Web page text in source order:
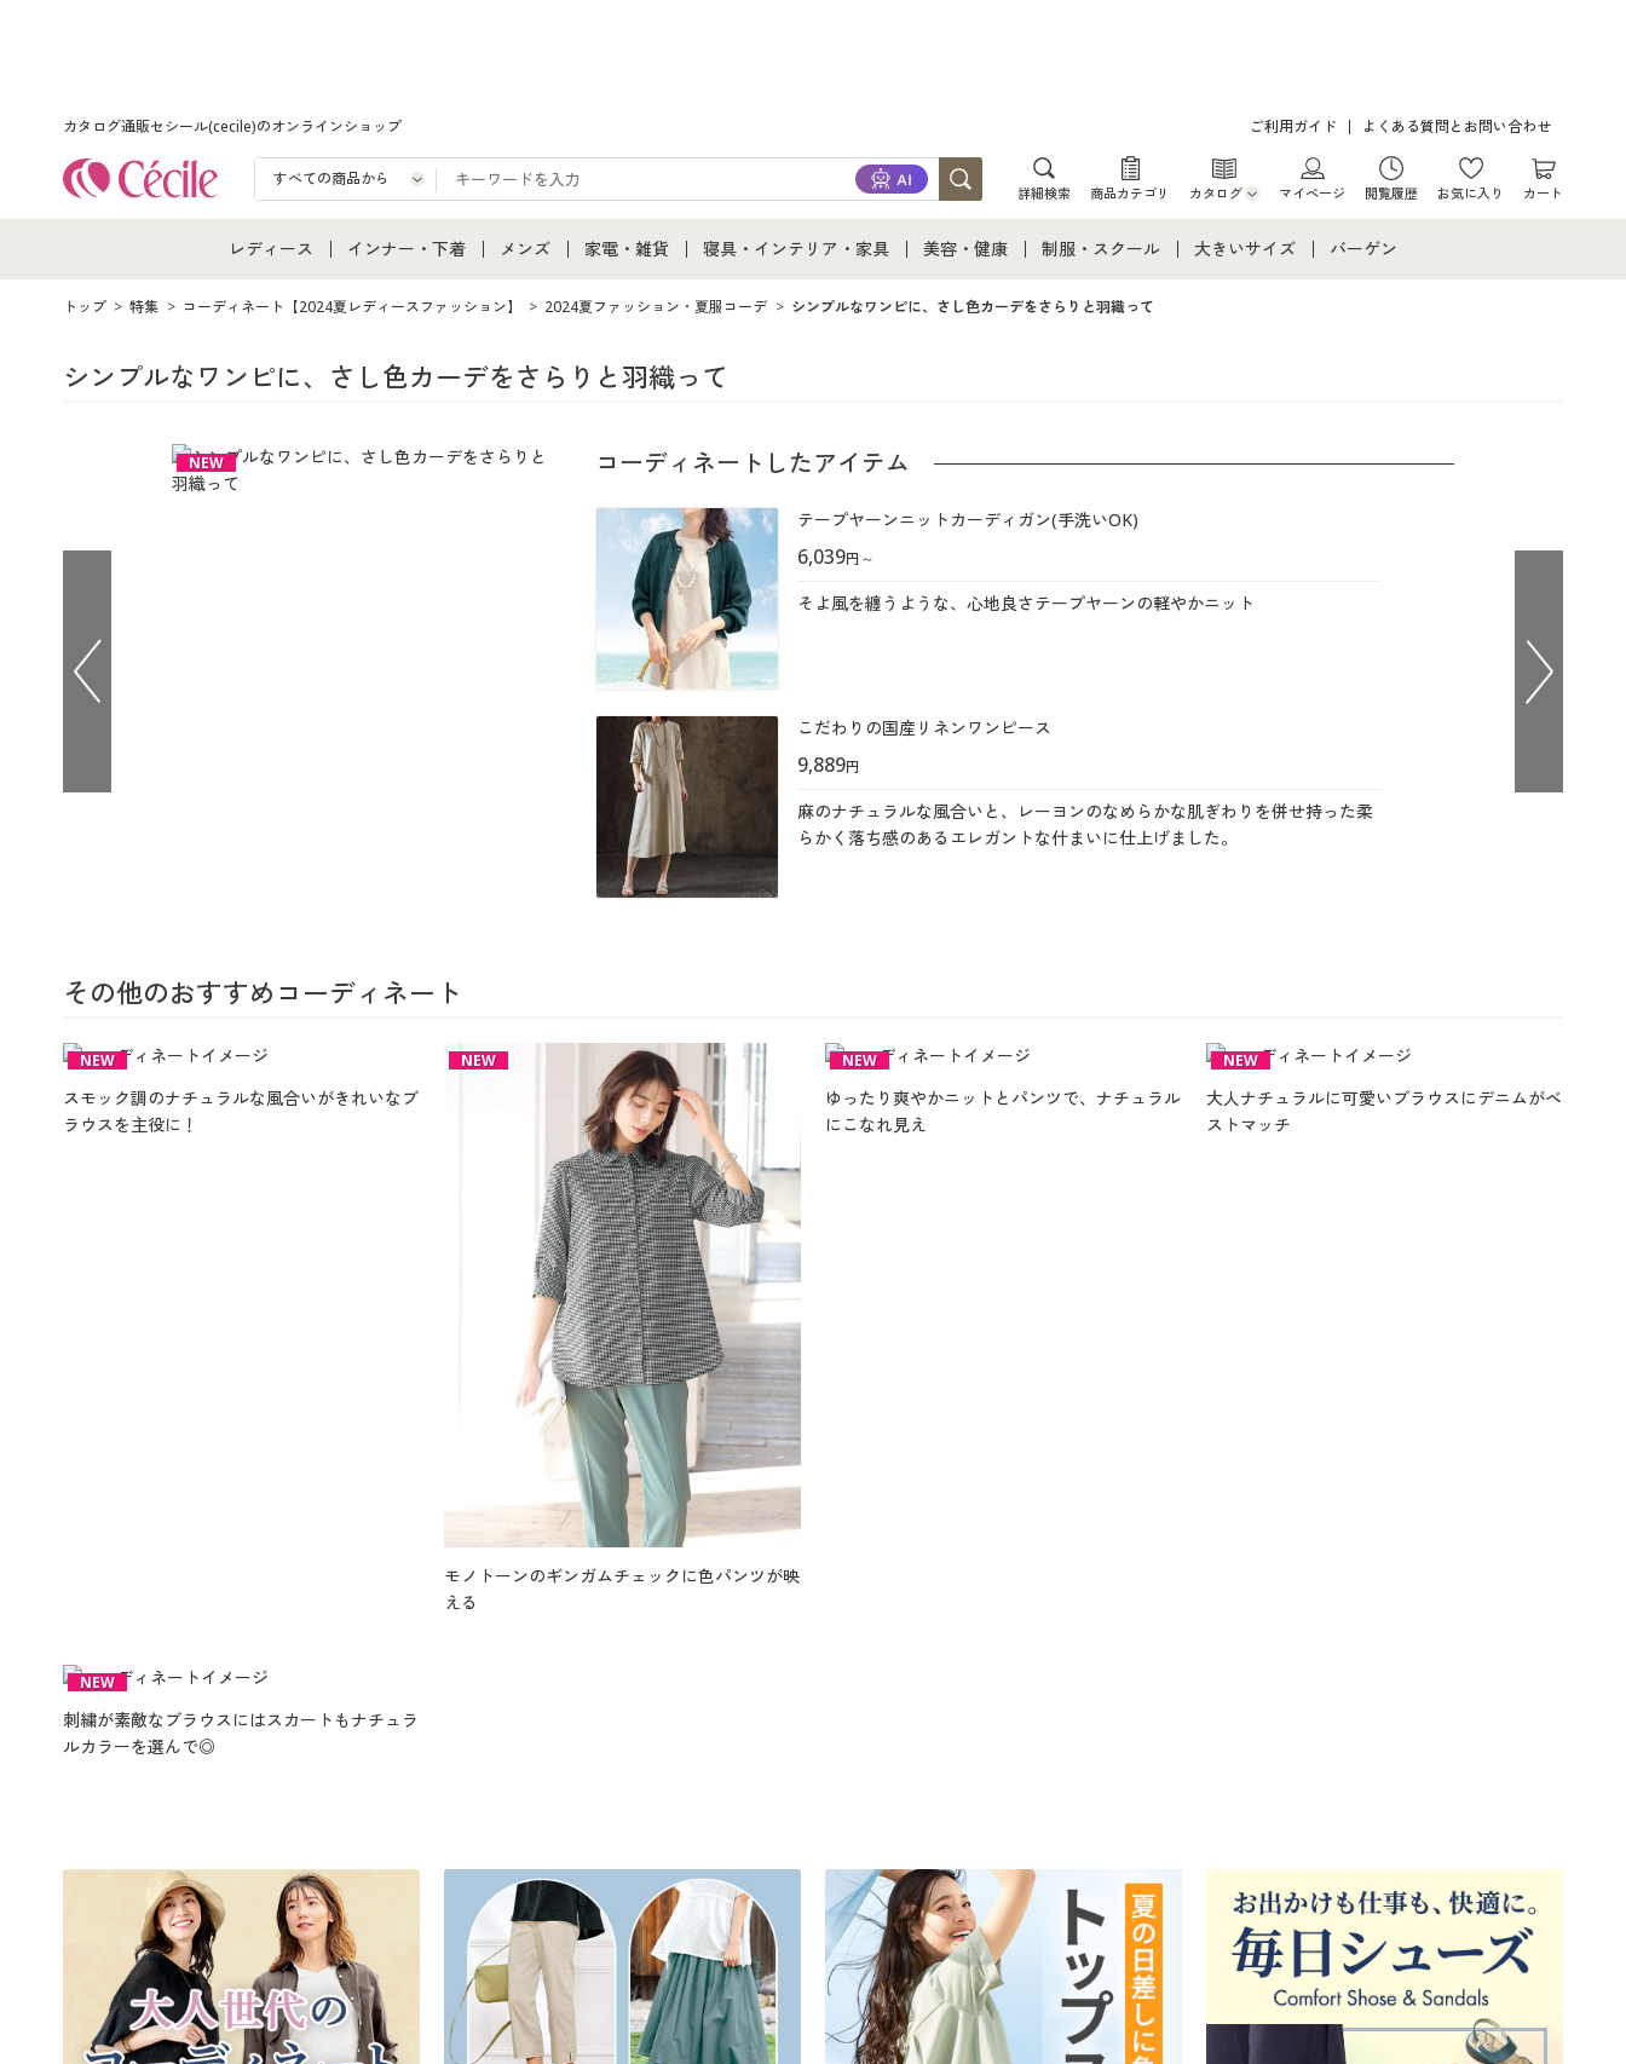
カタログ通販セシール(cecile)のオンラインショップ ご利用ガイド よくある質問とお問い合わせ
詳細検索 商品カテゴリ カタログ
カタログ・チラシからのご注文
マイページ 閲覧履歴 お気に入り カート
レディース
レディース通販すべて
レディースファッション
インナー・下着
インナー・下着通販すべて
女性下着
メンズ
メンズ通販すべて
メンズファッション
家電・雑貨
家電・雑貨すべて
家電
寝具・インテリア・家具
寝具・インテリア・家具通販すべて
家具・収納
美容・健康
美容・健康通販すべて
制服・スクール
制服・スクールすべて
大きいサイズ バーゲン
トップ 特集 コーディネート【2024夏レディースファッション】 2024夏ファッション・夏服コーデ シンプルなワンピに、さし色カーデをさらりと羽織って
シンプルなワンピに、さし色カーデをさらりと羽織って
NEW コーディネートしたアイテム
テープヤーンニットカーディガン(手洗いOK)
6,039円～
そよ風を纏うような、心地良さテープヤーンの軽やかニット
こだわりの国産リネンワンピース
9,889円
麻のナチュラルな風合いと、レーヨンのなめらかな肌ぎわりを併せ持った柔
らかく落ち感のあるエレガントな什まいに仕上げました。
その他のおすすめコーディネート
NEW
スモック調のナチュラルな風合いがきれいなブ
ラウスを主役に！
NEW
モノトーンのギンガムチェックに色パンツが映
える
NEW
ゆったり爽やかニットとパンツで、ナチュラル
にこなれ見え
NEW
大人ナチュラルに可愛いブラウスにデニムがベ
ストマッチ
NEW
刺繍が素敵なブラウスにはスカートもナチュラ
ルカラーを選んで◎